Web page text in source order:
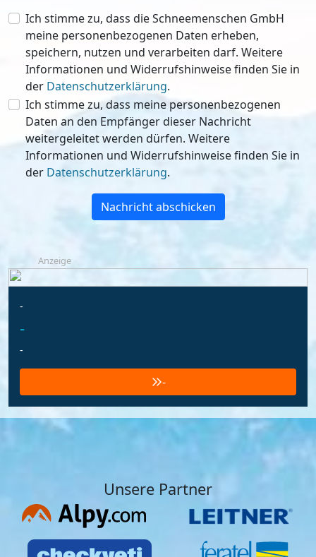
Ich stimme zu, dass die Schneemenschen GmbH
meine personenbezogenen Daten erheben,
speichern, nutzen und verarbeiten darf. Weitere
Informationen und Widerrufshinweise finden Sie in
der Datenschutzerklärung.
Ich stimme zu, dass meine personenbezogenen
Daten an den Empfänger dieser Nachricht
weitergeleitet werden dürfen. Weitere
Informationen und Widerrufshinweise finden Sie in
der Datenschutzerklärung.
Nachricht abschicken
Anzeige
-
-
-
-
Unsere Partner